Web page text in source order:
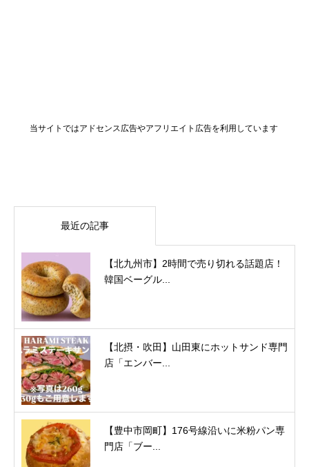
当サイトではアドセンス広告やアフリエイト広告を利用しています
最近の記事
【北九州市】2時間で売り切れる話題店！
韓国ベーグル...
【北摂・吹田】山田東にホットサンド専門
店「エンバー...
【豊中市岡町】176号線沿いに米粉パン専
門店「ブー...